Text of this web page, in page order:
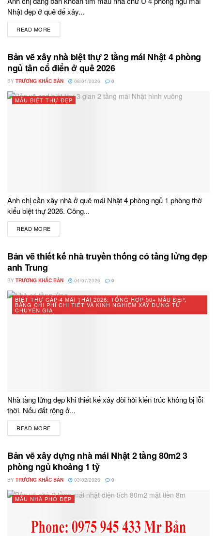
Nhật đẹp ở quê để xây...
READ MORE
Bản vẽ xây nhà biệt thự 2 tầng mái Nhật 4 phòng
ngủ tân cổ điển ở quê 2026
BY TRƯƠNG KHẮC BẢN 08/01/2026 0
MẪU BIỆT THỰ ĐẸP
Anh chị cần xây nhà ở quê mái Nhật 4 phòng ngủ 1 phòng thờ
kiểu biệt thự 2026. Công...
READ MORE
Bản vẽ thiết kế nhà truyền thống có tầng lửng đẹp
anh Trung
BY TRƯƠNG KHẮC BẢN 04/07/2026 0
BIỆT THỰ CẤP 4 MÁI THÁI 2026: TỔNG HỢP 50+ MẪU ĐẸP,
BẢNG CHI PHÍ CHI TIẾT VÀ KINH NGHIỆM XÂY DỰNG TỪ
CHUYÊN GIA
Nhà tầng lửng đẹp khi thiết kế xây đòi hỏi kiến trúc không bị lỗi
thời. Nếu đất rộng ở...
READ MORE
Bản vẽ xây dựng nhà mái Nhật 2 tầng 80m2 3
phòng ngủ khoảng 1 tỷ
BY TRƯƠNG KHẮC BẢN 03/02/2026 0
MẪU NHÀ PHỐ ĐẸP